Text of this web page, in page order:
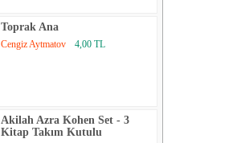
Toprak Ana
Cengiz Aytmatov 4,00 TL
Akilah Azra Kohen Set - 3
Kitap Takım Kutulu